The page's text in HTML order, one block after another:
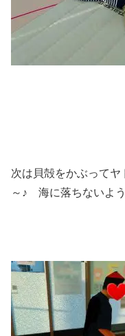
次は貝殻をかぶって
～♪ 海に落ちないよ